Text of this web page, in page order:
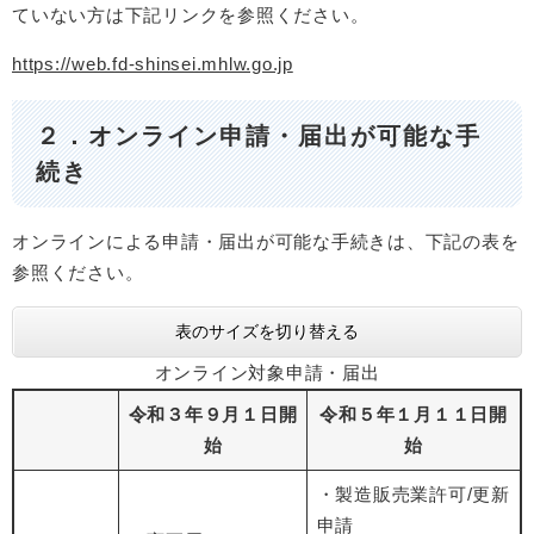
ていない方は下記リンクを参照ください。
https://web.fd-shinsei.mhlw.go.jp
２．オンライン申請・届出が可能な手
続き
オンラインによる申請・届出が可能な手続きは、下記の表を
参照ください。
表のサイズを切り替える
オンライン対象申請・届出
令和３年９月１日開
始
令和５年１月１１日開
始
・製造販売業許可/更新
申請